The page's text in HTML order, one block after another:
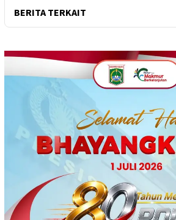
BERITA TERKAIT